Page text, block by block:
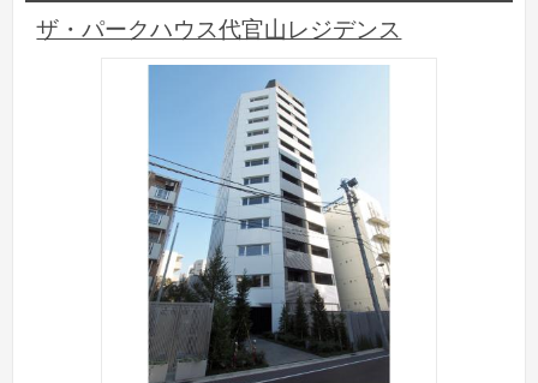
ザ・パークハウス代官山レジデンス